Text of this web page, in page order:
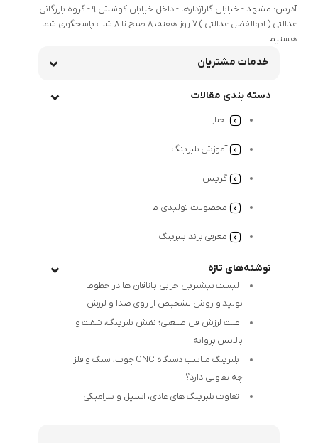
آدرس: مشهد - خیابان گاراژدارها - داخل خیابان کوشش 9 - گروه بازرگانی
عدالتی ( ابوالفضل عدالتی ) 7 روز هفته، 8 صبح تا 8 شب پاسخگوی شما
هستیم.
خدمات مشتریان
دسته بندی مقالات
اخبار
آموزش بلبرینگ
گریس
محصولات تولیدی ما
معرفی برند بلبرینگ
نوشته‌های تازه
لیست بیشترین خرابی‌ یاتاقان ها در خطوط
تولید و روش تشخیص از روی صدا و لرزش
علت لرزش فن صنعتی؛ نقش بلبرینگ، شفت و
بالانس پروانه
بلبرینگ مناسب دستگاه CNC چوب، سنگ و فلز
چه تفاوتی دارد؟
تفاوت بلبرینگ های عادی، استیل و سرامیکی